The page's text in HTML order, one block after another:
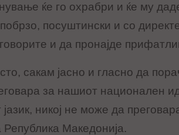
ќе го охрабри и ќе му
посуштински и со
и да пронајде
сакам јасно и гласно да
за нашиот национален
јазик, никој не може да
Република Македонија.